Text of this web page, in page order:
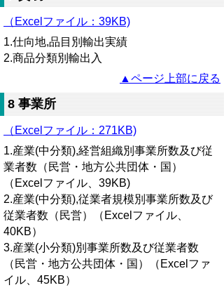
（Excelファイル： 39KB)
1.仕向地,品目別輸出実績
2.商品分類別輸出入
▲ページ上部に戻る
8 事業所
（Excelファイル：271KB)
1.産業(中分類),経営組織別事業所数及び従
業者数（民営・地方公共団体・国）
（Excelファイル、39KB)
2.産業(中分類),従業者規模別事業所数及び
従業者数（民営）（Excelファイル、
40KB）
3.産業(小分類)別事業所数及び従業者数
（民営・地方公共団体・国）（Excelファ
イル、45KB）